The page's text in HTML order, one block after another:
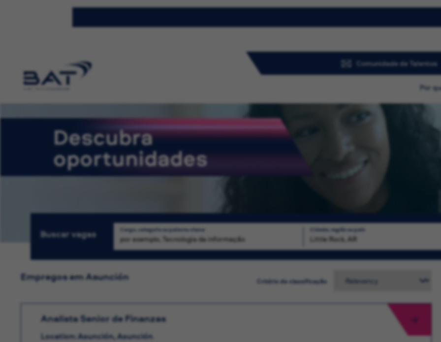
Comunidade de Talentos
Por
Descubra
oportunidades
Buscar vagas Cargo, categoria ou palavra-chave Cidade, região ou país
Busca
Critério de classificação
Empregos em Asunción
Analista Senior de Finanzas
Location: Asunción, Asunción